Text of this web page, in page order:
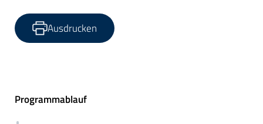
Ausdrucken
Programmablauf